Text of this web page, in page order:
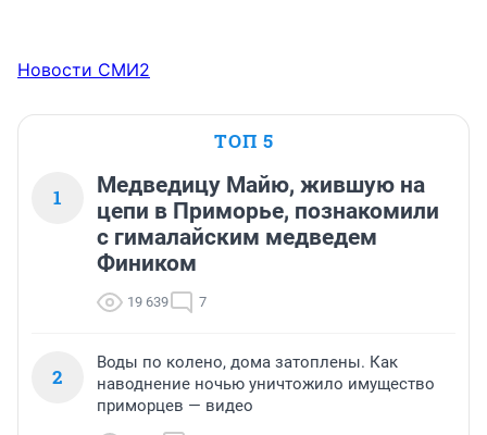
Новости СМИ2
ТОП 5
1
Медведицу Майю, жившую на
цепи в Приморье, познакомили
с гималайским медведем
Фиником
19 639 7
2
Воды по колено, дома затоплены. Как
наводнение ночью уничтожило имущество
приморцев — видео